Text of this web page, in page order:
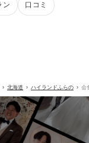
ン 口コミ
北海道 ハイランドふらの 会